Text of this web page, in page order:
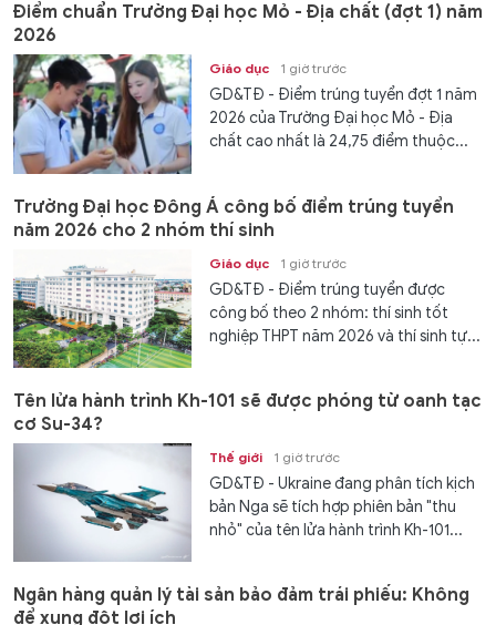
Điểm chuẩn Trường Đại học Mỏ - Địa chất (đợt 1) năm
2026
Giáo dục 1 giờ trước
GD&TĐ - Điểm trúng tuyển đợt 1 năm
2026 của Trường Đại học Mỏ - Địa
chất cao nhất là 24,75 điểm thuộc...
Trường Đại học Đông Á công bố điểm trúng tuyển
năm 2026 cho 2 nhóm thí sinh
Giáo dục 1 giờ trước
GD&TĐ - Điểm trúng tuyển được
công bố theo 2 nhóm: thí sinh tốt
nghiệp THPT năm 2026 và thí sinh tự...
Tên lửa hành trình Kh-101 sẽ được phóng từ oanh tạc
cơ Su-34?
Thế giới 1 giờ trước
GD&TĐ - Ukraine đang phân tích kịch
bản Nga sẽ tích hợp phiên bản "thu
nhỏ" của tên lửa hành trình Kh-101...
Ngân hàng quản lý tài sản bảo đảm trái phiếu: Không
để xung đột lợi ích